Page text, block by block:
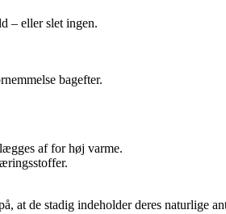
– eller slet ingen.
bagefter.
af for høj varme.
at de stadig indeholder deres naturlige